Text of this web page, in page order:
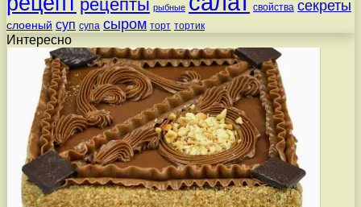
рецепты рыбные свойства секреты
слоеный суп супа сыром торт тортик
Интересно